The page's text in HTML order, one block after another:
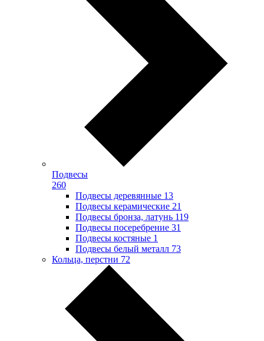
Подвесы
260
Подвесы деревянные 13
Подвесы керамические 21
Подвесы бронза, латунь 119
Подвесы посеребрение 31
Подвесы костяные 1
Подвесы белый металл 73
Кольца, перстни 72